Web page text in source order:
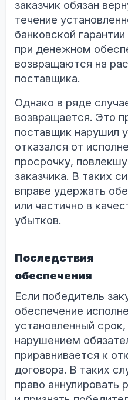
заказчик обязан
течение
банковской
при денежном
возвращаются на
поставщика.
Однако в ряде
возвращается. Это
поставщик нарушил
отказался от
просрочку,
заказчика. В таких
вправе удержать
или частично в
убытков.
Последствия
обеспечения
Если победитель
обеспечение
установленный
нарушением
приравнивается к
договора. В таких
право аннулировать